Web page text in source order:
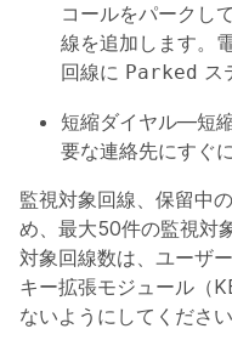
コールをパークし
線を追加します。
回線に Parked ス
短縮ダイヤル—短
要な連絡先にすぐ
監視対象回線、保留中
め、最大50件の監視対
対象回線数は、ユーザ
キー拡張モジュール（
ないようにしてください